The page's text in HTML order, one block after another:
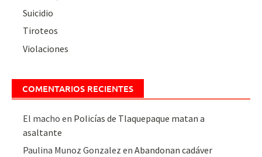
Suicidio
Tiroteos
Violaciones
COMENTARIOS RECIENTES
El macho en Policías de Tlaquepaque matan a
asaltante
Paulina Munoz Gonzalez enAbandonan cadáver